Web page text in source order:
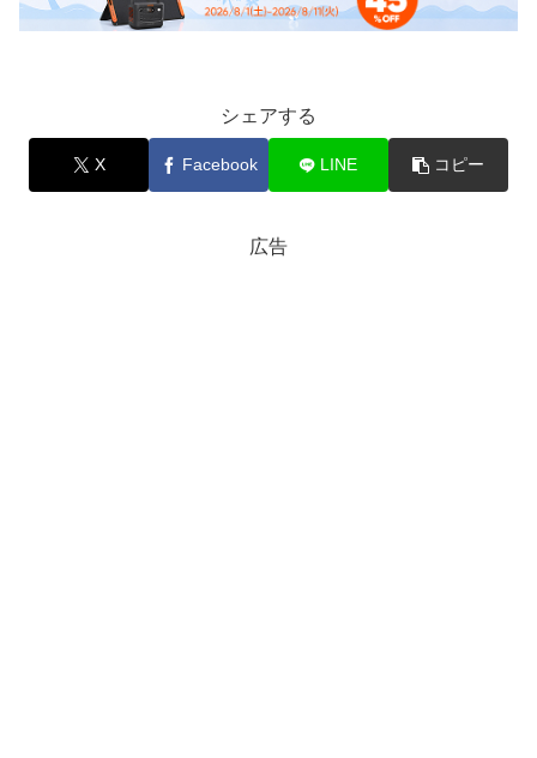
シェアする
X Facebook LINE コピー
広告